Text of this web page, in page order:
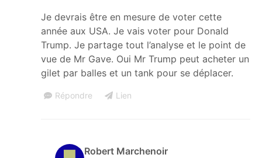
Je devrais être en mesure de voter cette
année aux USA. Je vais voter pour Donald
Trump. Je partage tout l’analyse et le point de
vue de Mr Gave. Oui Mr Trump peut acheter un
gilet par balles et un tank pour se déplacer.
Répondre Lien
Robert Marchenoir